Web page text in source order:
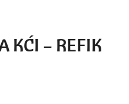
KĆI – REFIK